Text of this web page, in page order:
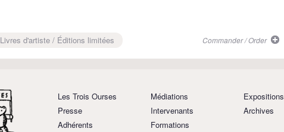
Livres d'artiste / Éditions limitées Commander / Order
Les Trois Ourses
Presse
Adhérents
Médiations
Intervenants
Formations
Expositions
Archives